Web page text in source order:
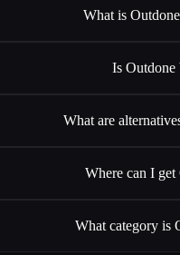
What is
Is Outdone
What are
Where can I
What category is